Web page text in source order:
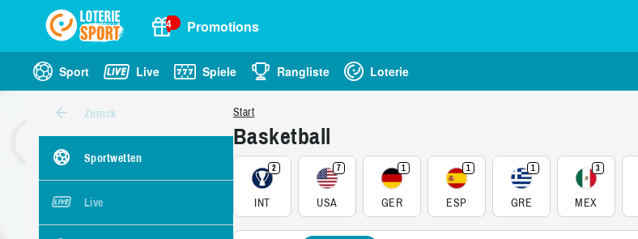
4 Promotions
Sport Live Spiele Rangliste Loterie
Zurück
Sportwetten
Live
Start
Basketball
2
INT
7
USA
1
GER
1
ESP
1
GRE
3
MEX